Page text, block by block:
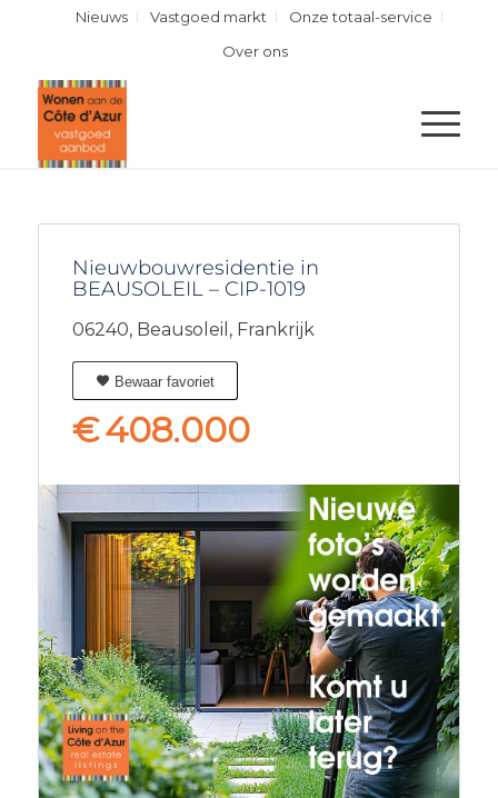
Nieuws Vastgoed markt
Onze totaal-service
Over ons
Nieuwbouwresidentie in
BEAUSOLEIL – CIP-1019
06240, Beausoleil, Frankrijk
Bewaar favoriet
€408.000